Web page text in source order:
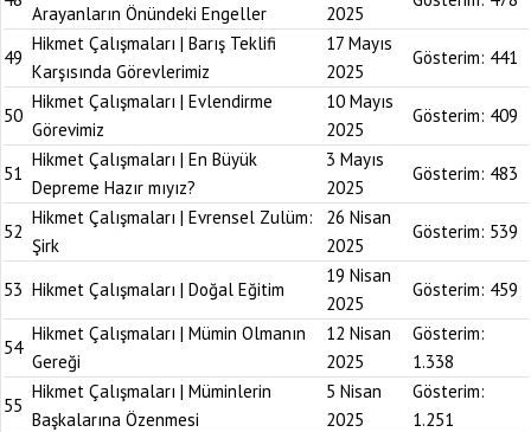
Arayanların Önündeki Engeller 2025
49
Hikmet Çalışmaları | Barış Teklifi
Karşısında Görevlerimiz
17 Mayıs
2025
Gösterim: 441
50
Hikmet Çalışmaları | Evlendirme
Görevimiz
10 Mayıs
2025
Gösterim: 409
51
Hikmet Çalışmaları | En Büyük
Depreme Hazır mıyız?
3 Mayıs
2025
Gösterim: 483
52
Hikmet Çalışmaları | Evrensel Zulüm:
Şirk
26 Nisan
2025
Gösterim: 539
53 Hikmet Çalışmaları | Doğal Eğitim
19 Nisan
2025
Gösterim: 459
54
Hikmet Çalışmaları | Mümin Olmanın
Gereği
12 Nisan
2025
Gösterim:
1.338
55
Hikmet Çalışmaları | Müminlerin
Başkalarına Özenmesi
5 Nisan
2025
Gösterim:
1.251